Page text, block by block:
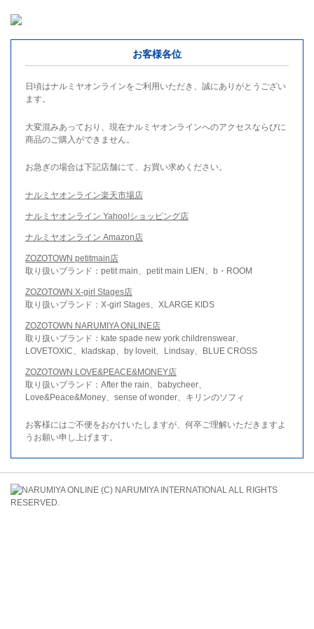
お客様各位
日頃はナルミヤオンラインをご利用いただき、誠にありがとうござい
ます。
大変混みあっており、現在ナルミヤオンラインへのアクセスならびに
商品のご購入ができません。
お急ぎの場合は下記店舗にて、お買い求めください。
ナルミヤオンライン楽天市場店
ナルミヤオンライン Yahoo!ショッピング店
ナルミヤオンライン Amazon店
ZOZOTOWN petitmain店
取り扱いブランド：petit main、petit main LIEN、b・ROOM
ZOZOTOWN X-girl Stages店
取り扱いブランド：X-girl Stages、XLARGE KIDS
ZOZOTOWN NARUMIYA ONLINE店
取り扱いブランド：kate spade new york childrenswear、
LOVETOXIC、kladskap、by loveit、Lindsay、BLUE CROSS
ZOZOTOWN LOVE&PEACE&MONEY店
取り扱いブランド：After the rain、babycheer、
Love&Peace&Money、sense of wonder、キリンのソフィ
お客様にはご不便をおかけいたしますが、何卒ご理解いただきますよ
うお願い申し上げます。